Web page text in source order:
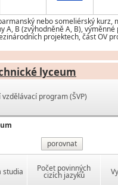
nebo someliérský kurz,
A, B (zvýhodněně A, B), výměnné
projektech, část OV
lyceum
program (ŠVP)
porovnat
studia Počet povinných
cizích jazyků